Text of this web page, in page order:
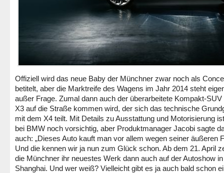
Offiziell wird das neue Baby der Münchner zwar noch als
betitelt, aber die Marktreife des Wagens im Jahr 2014 steht
außer Frage. Zumal dann auch der überarbeitete Kompakt-
X3 auf die Straße kommen wird, der sich das technische
mit dem X4 teilt. Mit Details zu Ausstattung und Motorisierung
bei BMW noch vorsichtig, aber Produktmanager Jacobi sagte
auch: „Dieses Auto kauft man vor allem wegen seiner äußeren
Und die kennen wir ja nun zum Glück schon. Ab dem 21. April
die Münchner ihr neuestes Werk dann auch auf der Autoshow in
Shanghai. Und wer weiß? Vielleicht gibt es ja auch bald schon